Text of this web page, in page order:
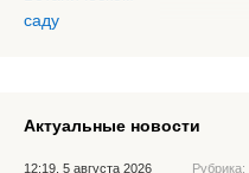
Актуальные новости
12:19, 5 августа 2026 Рубрика: